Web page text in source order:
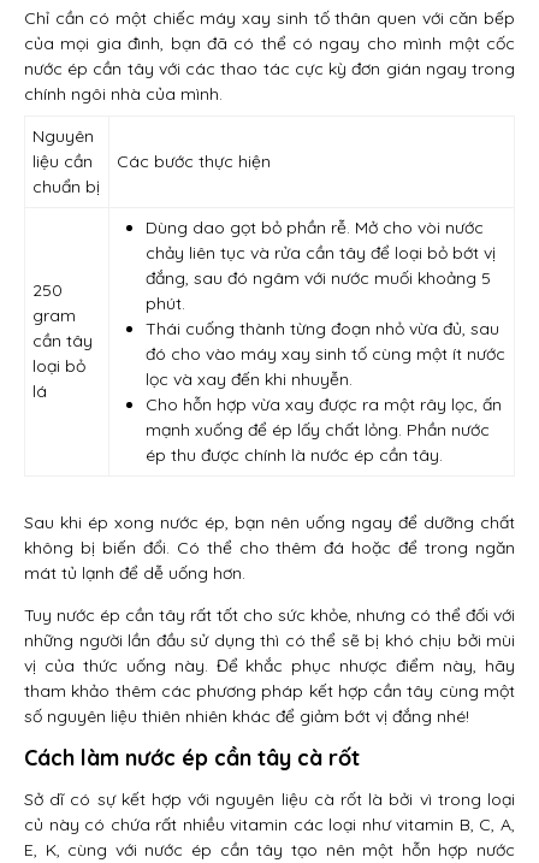
Chỉ cần có một chiếc máy xay sinh tố thân quen với căn bếp
của mọi gia đình, bạn đã có thể có ngay cho mình một cốc
nước ép cần tây với các thao tác cực kỳ đơn gián ngay trong
chính ngôi nhà của mình.
Nguyên
liệu cần
chuẩn bị
Các bước thực hiện
250
gram
cần tây
loại bỏ
lá
Dùng dao gọt bỏ phần rễ. Mở cho vòi nước
chảy liên tục và rửa cần tây để loại bỏ bớt vị
đắng, sau đó ngâm với nước muối khoảng 5
phút.
Thái cuống thành từng đoạn nhỏ vừa đủ, sau
đó cho vào máy xay sinh tố cùng một ít nước
lọc và xay đến khi nhuyễn.
Cho hỗn hợp vừa xay được ra một rây lọc, ấn
mạnh xuống để ép lấy chất lỏng. Phần nước
ép thu được chính là nước ép cần tây.
Sau khi ép xong nước ép, bạn nên uống ngay để dưỡng chất
không bị biến đổi. Có thể cho thêm đá hoặc để trong ngăn
mát tủ lạnh để dễ uống hơn.
Tuy nước ép cần tây rất tốt cho sức khỏe, nhưng có thể đối với
những người lần đầu sử dụng thì có thể sẽ bị khó chịu bởi mùi
vị của thức uống này. Để khắc phục nhược điểm này, hãy
tham khảo thêm các phương pháp kết hợp cần tây cùng một
số nguyên liệu thiên nhiên khác để giảm bớt vị đắng nhé!
Cách làm nước ép cần tây cà rốt
Sở dĩ có sự kết hợp với nguyên liệu cà rốt là bởi vì trong loại
củ này có chứa rất nhiều vitamin các loại như vitamin B, C, A,
E, K, cùng với nước ép cần tây tạo nên một hỗn hợp nước